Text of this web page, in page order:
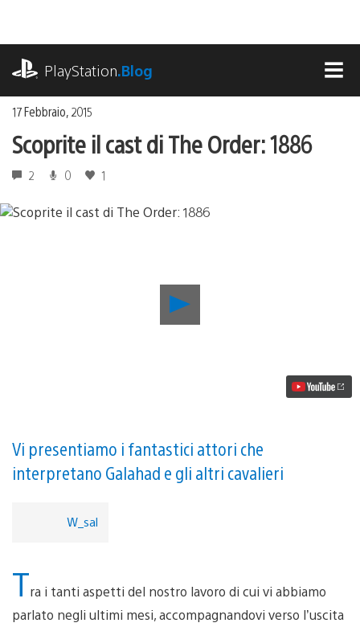
contenuto
PlayStation.Blog
17 Febbraio, 2015
Scoprite il cast di The Order: 1886
2 0 1
Scoprite
Vi presentiamo i fantastici attori che
interpretano Galahad e gli altri cavalieri
W_sal
Tra i tanti aspetti del nostro lavoro di cui vi abbiamo
parlato negli ultimi mesi, accompagnandovi verso l’uscita